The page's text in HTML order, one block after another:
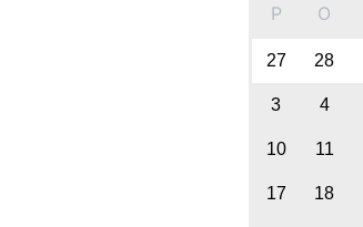
P O
27 28
3 4
10 11
17 18